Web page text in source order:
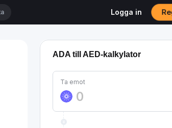
Logga in
ADA till AED-kalkylator
Ta emot